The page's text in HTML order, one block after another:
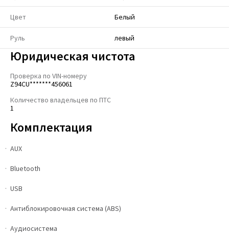
Цвет Белый
Руль левый
Юридическая чистота
Проверка по VIN-номеру
Z94CU*******456061
Количество владельцев по ПТС
1
Комплектация
AUX
Bluetooth
USB
Антиблокировочная система (ABS)
Аудиосистема